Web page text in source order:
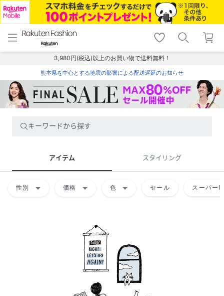
menu home
トップ
shopping_cart lock_outline
ログイン
3,980円(税込)以上のお買い物で送料無料！
熊本県を中心とする地震の影響による配送遅延のお知らせ
キーワードから探す
アイテム スタイリング
性別 arrow_drop_down 価格 arrow_drop_down 色 arrow_drop_down セール スーパー